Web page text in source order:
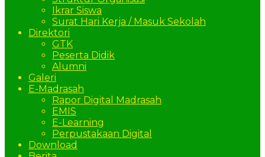
Ikrar Siswa
Surat Hari Kerja / Masuk Sekolah
Direktori
GTK
Peserta Didik
Alumni
Galeri
E-Madrasah
Rapor Digital Madrasah
EMIS
E-Learning
Perpustakaan Digital
Download